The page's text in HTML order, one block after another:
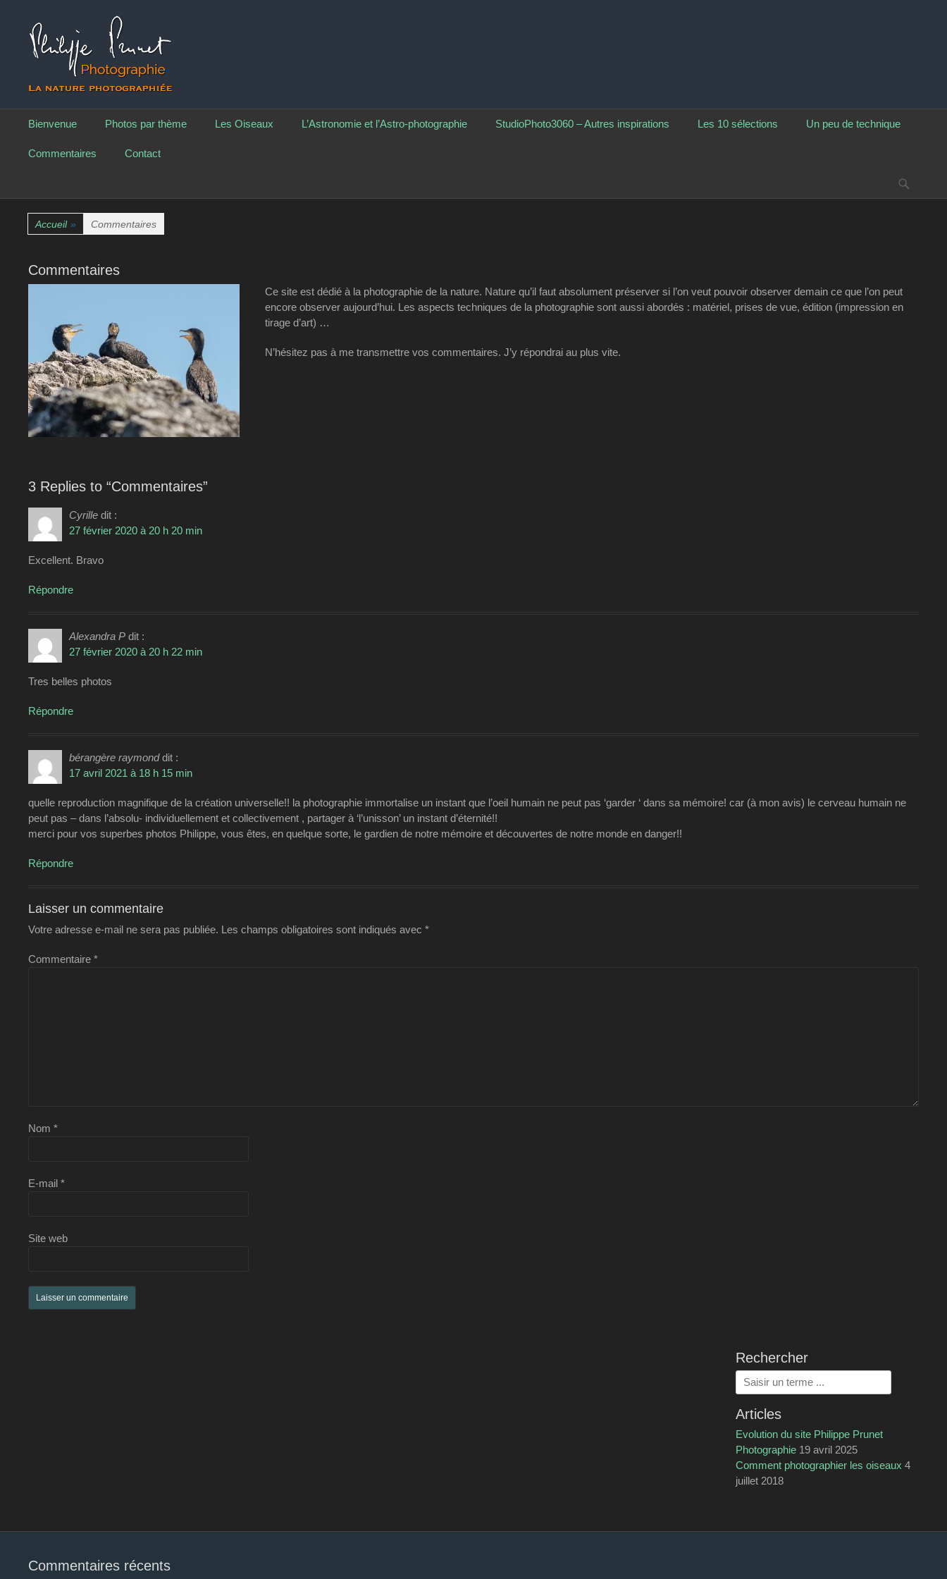
Philippe Prunet Photographie
La nature photographiée
contenu
Bienvenue Photos par thème Les Oiseaux L’Astronomie et l’Astro-photographie StudioPhoto3060 – Autres inspirations Les 10 sélections Un peu de technique
Commentaires Contact
Accueil » Commentaires
Commentaires
Ce site est dédié à la photographie de la nature. Nature qu’il faut absolument préserver si l’on veut pouvoir observer demain ce que l’on peut
encore observer aujourd’hui. Les aspects techniques de la photographie sont aussi abordés : matériel, prises de vue, édition (impression en
tirage d’art) …
N’hésitez pas à me transmettre vos commentaires. J’y répondrai au plus vite.
3 Replies to “Commentaires”
Cyrille dit :
27 février 2020 à 20 h 20 min
Excellent. Bravo
Répondre
Alexandra P dit :
27 février 2020 à 20 h 22 min
Tres belles photos
Répondre
bérangère raymond dit :
17 avril 2021 à 18 h 15 min
quelle reproduction magnifique de la création universelle!! la photographie immortalise un instant que l’oeil humain ne peut pas ‘garder ‘ dans sa mémoire! car (à mon avis) le cerveau humain ne
peut pas – dans l’absolu- individuellement et collectivement , partager à ‘l’unisson’ un instant d’éternité!!
merci pour vos superbes photos Philippe, vous êtes, en quelque sorte, le gardien de notre mémoire et découvertes de notre monde en danger!!
Répondre
Laisser un commentaire
Votre adresse e-mail ne sera pas publiée. Les champs obligatoires sont indiqués avec *
Commentaire *
Nom *
E-mail *
Site web
Rechercher
Rechercher :
Articles
Evolution du site Philippe Prunet
Photographie 19 avril 2025
Comment photographier les oiseaux 4
juillet 2018
Commentaires récents